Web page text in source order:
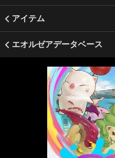
アイテム
エオルゼアデータベース